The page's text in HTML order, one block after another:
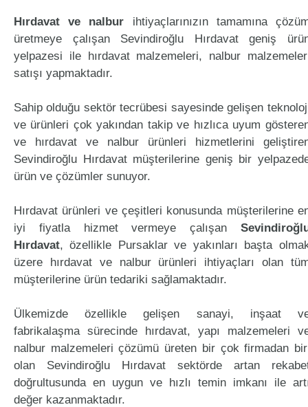
Hırdavat ve nalbur ihtiyaçlarınızın tamamına
üretmeye çalışan Sevindiroğlu Hırdavat geniş
yelpazesi ile hırdavat malzemeleri, nalbur
satışı yapmaktadır.
Sahip olduğu sektör tecrübesi sayesinde gelişen
ve ürünleri çok yakından takip ve hızlıca uyum
ve hırdavat ve nalbur ürünleri hizmetlerini
Sevindiroğlu Hırdavat müşterilerine geniş bir
ürün ve çözümler sunuyor.
Hırdavat ürünleri ve çeşitleri konusunda müşterilerine
iyi fiyatla hizmet vermeye çalışan
Hırdavat, özellikle Pursaklar ve yakınları başta
üzere hırdavat ve nalbur ürünleri ihtiyaçları olan
müşterilerine ürün tedariki sağlamaktadır.
Ülkemizde özellikle gelişen sanayi, inşaat
fabrikalaşma sürecinde hırdavat, yapı malzemeleri
nalbur malzemeleri çözümü üreten bir çok firmadan
olan Sevindiroğlu Hırdavat sektörde artan
doğrultusunda en uygun ve hızlı temin imkanı ile
değer kazanmaktadır.